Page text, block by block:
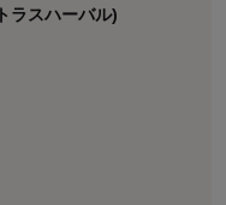
ラスハーバル)